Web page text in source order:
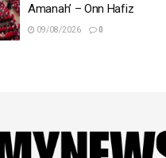
Amanah’ – Onn Hafiz
09/08/2026 0